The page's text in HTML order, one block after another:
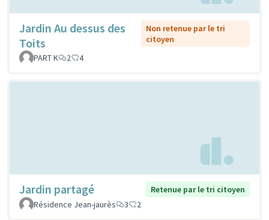
Jardin Au dessus des
Toits
Non retenue par le tri
citoyen
PART K
2 4
Jardin partagé
Retenue par le tri citoyen
Résidence Jean-jaurès
3 2